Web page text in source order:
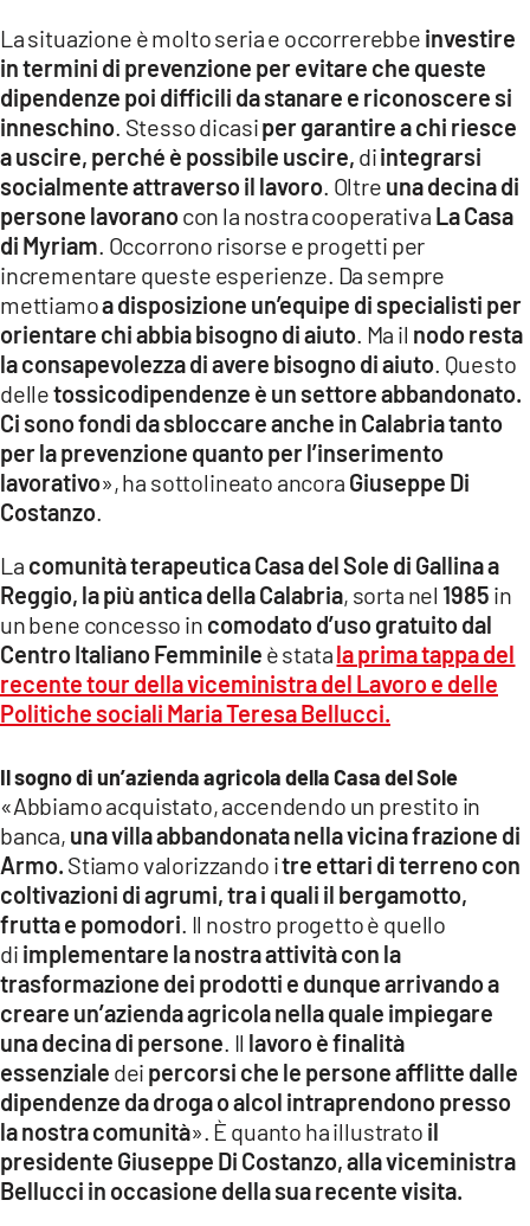
La situazione è molto seria e occorrerebbe investire
in termini di prevenzione per evitare che queste
dipendenze poi difficili da stanare e riconoscere si
inneschino . Stesso dicasiper garantire a chi riesce
a uscire, perché è possibile uscire, diintegrarsi
socialmente attraverso il lavoro . Oltre una decina di
persone lavoranocon la nostra cooperativa La Casa
di Myriam . Occorrono risorse e progetti per
incrementare queste esperienze. Da sempre
mettiamoa disposizione un’equipe di specialisti per
orientare chi abbia bisogno di aiuto . Ma il nodo resta
la consapevolezza di avere bisogno di aiuto . Questo
delletossicodipendenze è un settore abbandonato.
Ci sono fondi da sbloccare anche in Calabria tanto
per la prevenzione quanto per l’inserimento
lavorativo», ha sottolineato ancora Giuseppe Di
Costanzo
La comunità terapeutica Casa del Sole di Gallina a
Reggio, la più antica della Calabria, sorta nel 1985 in
un bene concesso in comodato d’uso gratuito dal
Centro Italiano Femminile è statala prima tappa del
recentetour della viceministra del Lavoro e delle
Politiche sociali Maria Teresa Bellucci.
Il sogno di un’azienda agricola della Casa del Sole
«Abbiamo acquistato, accendendo un prestito in
banca, una villa abbandonata nella vicina frazione di
Armo. Stiamo valorizzando itre ettari di terreno con
coltivazioni di agrumi, tra i quali il bergamotto,
frutta e pomodori . Il nostro progetto è quello
di implementare la nostra attività con la
trasformazione dei prodotti e dunque arrivando a
creare un’azienda agricola nella quale impiegare
una decina di persone . Il lavoro è finalità
essenziale dei percorsi che le persone afflitte dalle
dipendenze da droga o alcol intraprendono presso
la nostra comunità». È quanto ha illustrato il
presidente Giuseppe Di Costanzo, alla viceministra
Bellucci in occasione della sua recente visita.